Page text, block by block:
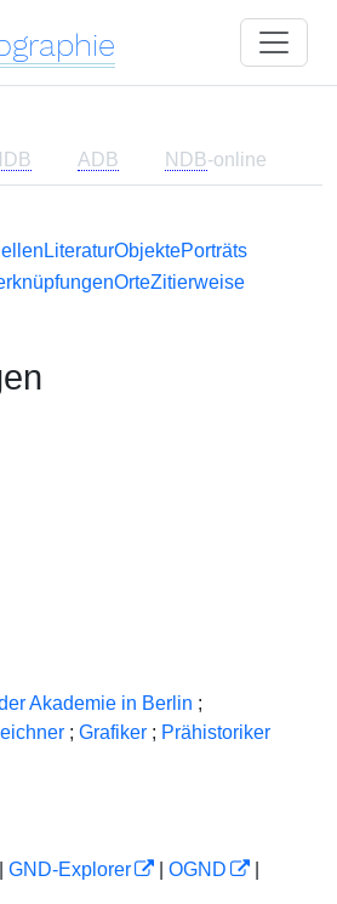
ADB NDB-online
LiteraturObjektePorträts
OrteZitierweise
Akademie in Berlin ;
; Grafiker ; Prähistoriker
GND-Explorer OGND